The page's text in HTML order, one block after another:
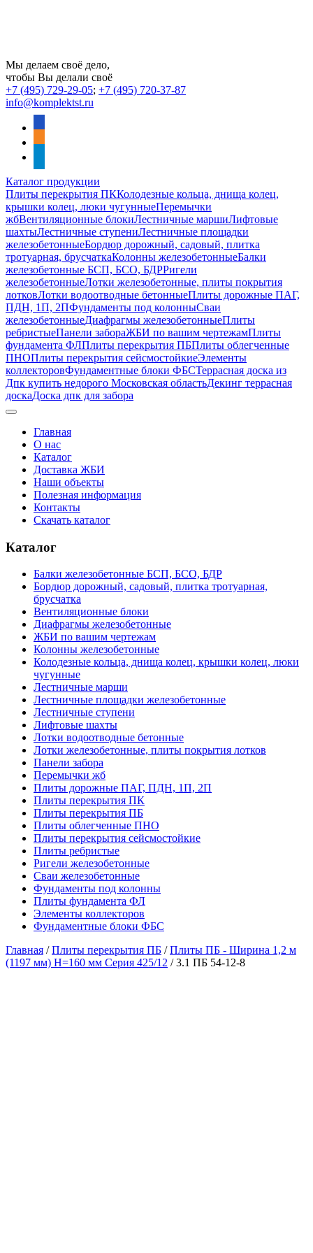
Мы делаем своё дело,
чтобы Вы делали своё
+7 (495) 729-29-05; +7 (495) 720-37-87
info@komplektst.ru
Каталог продукции
Плиты перекрытия ПККолодезные кольца, днища колец,
крышки колец, люки чугунныеПеремычки
жбВентиляционные блокиЛестничные маршиЛифтовые
шахтыЛестничные ступениЛестничные площадки
железобетонныеБордюр дорожный, садовый, плитка
тротуарная, брусчаткаКолонны железобетонныеБалки
железобетонные БСП, БСО, БДРРигели
железобетонныеЛотки железобетонные, плиты покрытия
лотковЛотки водоотводные бетонныеПлиты дорожные ПАГ,
ПДН, 1П, 2ПФундаменты под колонныСваи
железобетонныеДиафрагмы железобетонныеПлиты
ребристыеПанели забораЖБИ по вашим чертежамПлиты
фундамента ФЛПлиты перекрытия ПБПлиты облегченные
ПНОПлиты перекрытия сейсмостойкиеЭлементы
коллекторовФундаментные блоки ФБСТеррасная доска из
Дпк купить недорого Московская областьДекинг террасная
доскаДоска дпк для забора
Главная
О нас
Каталог
Доставка ЖБИ
Наши объекты
Полезная информация
Контакты
Скачать каталог
Каталог
Балки железобетонные БСП, БСО, БДР
Бордюр дорожный, садовый, плитка тротуарная,
брусчатка
Вентиляционные блоки
Диафрагмы железобетонные
ЖБИ по вашим чертежам
Колонны железобетонные
Колодезные кольца, днища колец, крышки колец, люки
чугунные
Лестничные марши
Лестничные площадки железобетонные
Лестничные ступени
Лифтовые шахты
Лотки водоотводные бетонные
Лотки железобетонные, плиты покрытия лотков
Панели забора
Перемычки жб
Плиты дорожные ПАГ, ПДН, 1П, 2П
Плиты перекрытия ПК
Плиты перекрытия ПБ
Плиты облегченные ПНО
Плиты перекрытия сейсмостойкие
Плиты ребристые
Ригели железобетонные
Сваи железобетонные
Фундаменты под колонны
Плиты фундамента ФЛ
Элементы коллекторов
Фундаментные блоки ФБС
Главная /Плиты перекрытия ПБ /Плиты ПБ - Ширина 1,2 м
(1197 мм) H=160 мм Серия 425/12 / 3.1 ПБ 54-12-8